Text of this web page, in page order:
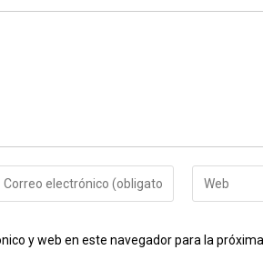
Introduce
la
de
y web en este navegador para la